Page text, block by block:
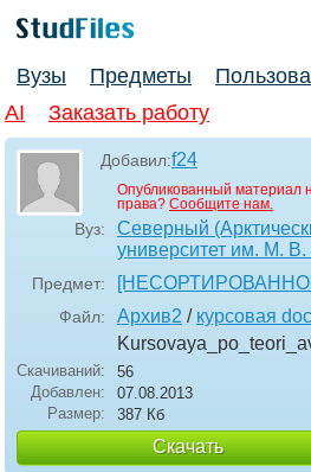
Вузы Предметы
AI
Заказать работу
Добавил:f24
Опубликованный материал
права? Сообщите нам.
Вуз:
Северный
университет им. М.
Предмет:
Файл: Архив2 / курсовая
Скачиваний:
56
Добавлен:
07.08.2013
Размер:
387 Кб
Скачать